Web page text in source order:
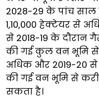
2028-29 के पांच साल
1,10,000 हेक्टेयर से
से 2018-19 के दौरान
की गई कुल वन भूमि से
अधिक और 2019-20 से
की गई वन भूमि से
सकता है।